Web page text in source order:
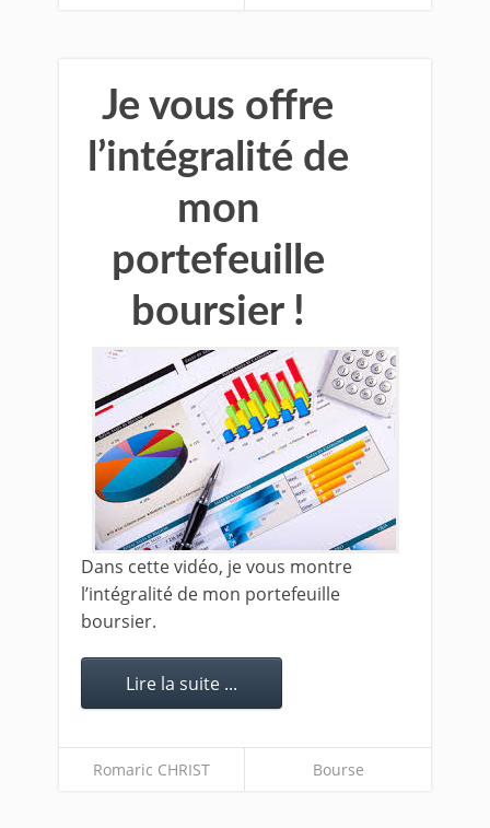
Je vous offre
l’intégralité de
mon
portefeuille
boursier !
Dans cette vidéo, je vous montre
l’intégralité de mon portefeuille
boursier.
Lire la suite ...
Romaric CHRIST Bourse